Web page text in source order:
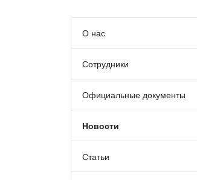
О нас
Сотрудники
Официальные документы
Новости
Статьи